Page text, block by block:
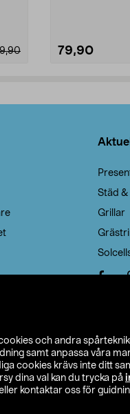
och andra
samt anpassa våra
cookies krävs inte ditt
dina val kan du trycka på
kontaktar oss för
79,90
Städ
Grillar